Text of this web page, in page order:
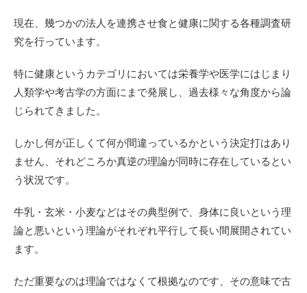
現在、幾つかの法人を連携させ食と健康に関する各種調査研
究を行っています。
特に健康というカテゴリにおいては栄養学や医学にはじまり
人類学や考古学の方面にまで発展し、過去様々な角度から論
じられてきました。
しかし何が正しくて何が間違っているかという決定打はあり
ません、それどころか真逆の理論が同時に存在しているとい
う状況です。
牛乳・玄米・小麦などはその典型例で、身体に良いという理
論と悪いという理論がそれぞれ平行して長い間展開されてい
ます。
ただ重要なのは理論ではなくて根拠なのです、その意味で古